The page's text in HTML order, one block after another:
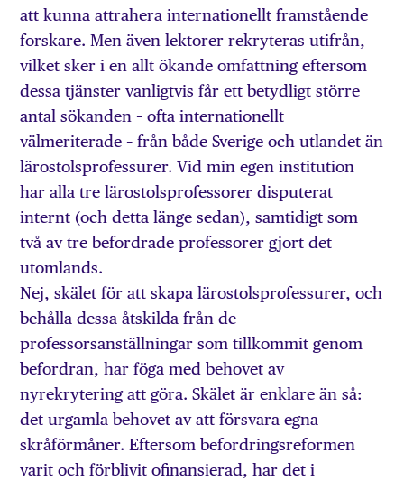
att kunna attrahera internationellt framstående
forskare. Men även lektorer rekryteras utifrån,
vilket sker i en allt ökande omfattning eftersom
dessa tjänster vanligtvis får ett betydligt större
antal sökanden – ofta internationellt
välmeriterade – från både Sverige och utlandet än
lärostolsprofessurer. Vid min egen institution
har alla tre lärostolsprofessorer disputerat
internt (och detta länge sedan), samtidigt som
två av tre befordrade professorer gjort det
utomlands.
Nej, skälet för att skapa lärostolsprofessurer, och
behålla dessa åtskilda från de
professorsanställningar som tillkommit genom
befordran, har föga med behovet av
nyrekrytering att göra. Skälet är enklare än så:
det urgamla behovet av att försvara egna
skråförmåner. Eftersom befordringsreformen
varit och förblivit ofinansierad, har det i